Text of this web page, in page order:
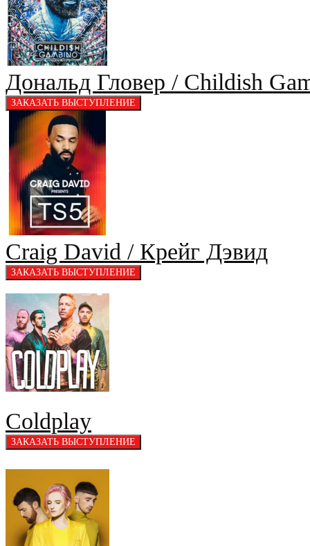
Дональд Гловер / Childish
Craig David / Крейг Дэвид
Coldplay